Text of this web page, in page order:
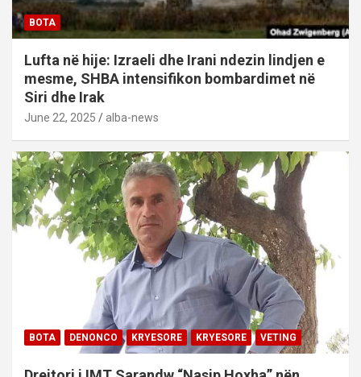
BOTA
Lufta në hije: Izraeli dhe Irani ndezin lindjen e
mesme, SHBA intensifikon bombardimet në
Siri dhe Irak
June 22, 2025 alba-news
BOTA DENONCO KRYESORE KRYESORE VETING